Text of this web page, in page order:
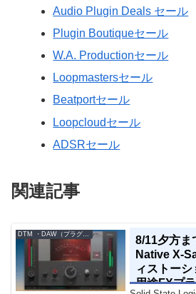
Audio Plugin Deals セール
Plugin Boutiqueセール
W.A. Productionセール
Loopmastersセール
Beatportセール
Loopcloudセール
ADSRセール
関連記事
8/11夕方ま
Native X-
ィストー
用途FXプ